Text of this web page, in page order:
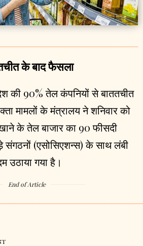
के बाद फैसला
की 90% तेल कंपनियों से बाततचीत
मामलों के मंत्रालय ने शनिवार को
के तेल बाजार का 90 फीसदी
संगठनों (एसोसिएशन्स) के साथ लंबी
उठाया गया है।
End of Article